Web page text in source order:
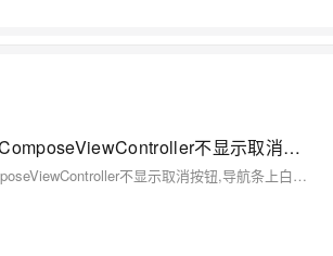
iOS MFMessageComposeViewController不显示取消按钮,导航条上白色,无取消按钮,无法返回应用...
iOS MFMessageComposeViewController不显示取消按钮,导航条上白色,无取消按钮,无法返回应用...